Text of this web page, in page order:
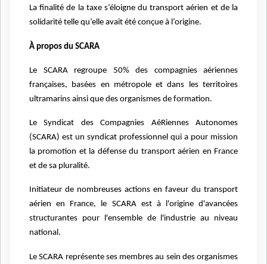
La finalité de la taxe s’éloigne du transport aérien et de la
solidarité telle qu’elle avait été conçue à l’origine.
À propos du SCARA
Le SCARA regroupe 50% des compagnies aériennes
françaises, basées en métropole et dans les territoires
ultramarins ainsi que des organismes de formation.
Le Syndicat des Compagnies AéRiennes Autonomes
(SCARA) est un syndicat professionnel qui a pour mission
la promotion et la défense du transport aérien en France
et de sa pluralité.
Initiateur de nombreuses actions en faveur du transport
aérien en France, le SCARA est à l'origine d'avancées
structurantes pour l'ensemble de l'industrie au niveau
national.
Le SCARA représente ses membres au sein des organismes